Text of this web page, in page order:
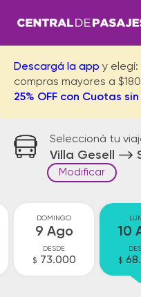
Descargá la app y elegí:
compras mayores a
25% OFF con Cuotas
Seleccioná tu
Villa Gesell
Modificar
DOMINGO
9 Ago
DESDE
$ 73.000
10
$